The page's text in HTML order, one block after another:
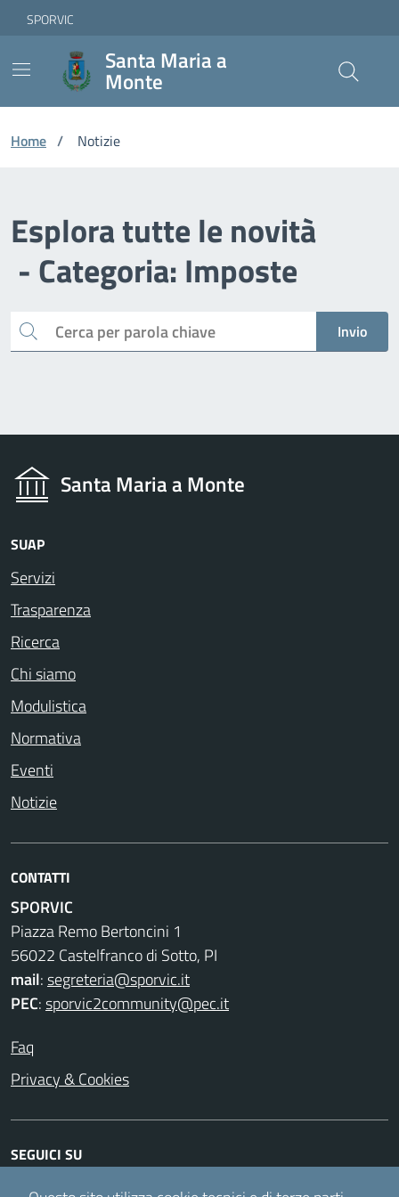
Skip to Main Content
Vai ai contenuti
Vai al footer
SPORVIC
Santa Maria a
Monte
Home / Notizie
Esplora tutte le novità
- Categoria: Imposte
Cerca Invio
Santa Maria a Monte
SUAP
Servizi
Trasparenza
Ricerca
Chi siamo
Modulistica
Normativa
Eventi
Notizie
CONTATTI
SPORVIC
Piazza Remo Bertoncini 1
56022 Castelfranco di Sotto, PI
mail:segreteria@sporvic.it
PEC:sporvic2community@pec.it
Faq
Privacy & Cookies
SEGUICI SU
FacebookInstagramTwitter Youtube